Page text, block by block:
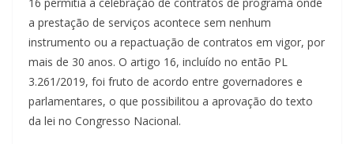
a prestação de serviços acontece sem nenhum
instrumento ou a repactuação de contratos em vigor, por
mais de 30 anos. O artigo 16, incluído no então PL
3.261/2019, foi fruto de acordo entre governadores e
parlamentares, o que possibilitou a aprovação do texto
da lei no Congresso Nacional.